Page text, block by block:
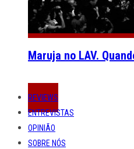
Maruja no LAV.
REVIEWS
ENTREVISTAS
OPINIÃO
SOBRE NÓS